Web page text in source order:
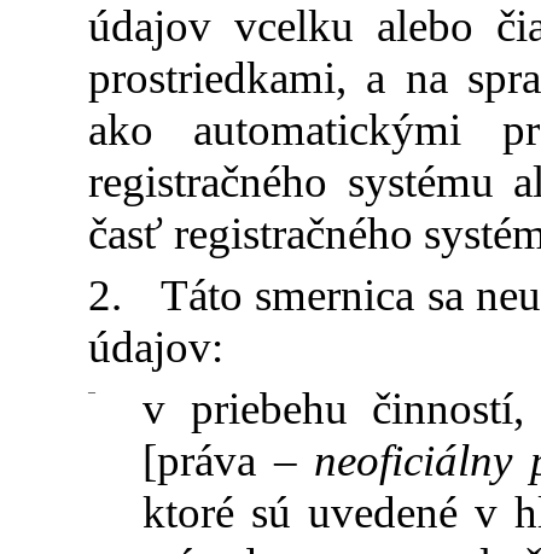
údajov vcelku alebo
prostriedkami, a na
ako automatickými
registračného systému
časť registračného
2. Táto smernica sa
údajov:
–
v priebehu
[práva – neoficiálny
ktoré sú uvedené v